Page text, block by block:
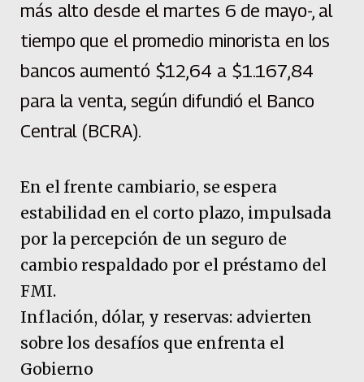
más alto desde el martes 6 de mayo-, al
tiempo que el promedio minorista en los
bancos aumentó $12,64 a $1.167,84
para la venta, según difundió el Banco
Central (BCRA).
En el frente cambiario, se espera
estabilidad en el corto plazo, impulsada
por la percepción de un seguro de
cambio respaldado por el préstamo del
FMI.
Inflación, dólar, y reservas: advierten
sobre los desafíos que enfrenta el
Gobierno